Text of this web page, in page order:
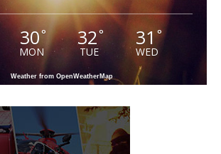
30°
MON
32°
TUE
31°
WED
Weather from OpenWeatherMap